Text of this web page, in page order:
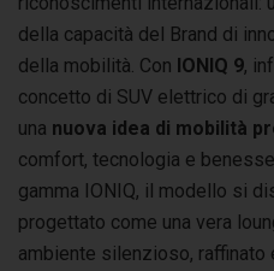
della capacità del Brand di
della mobilità. Con IONIQ 9,
concetto di SUV elettrico di
una nuova idea di mobilità
comfort, tecnologia e
gamma IONIQ, il modello si
progettato come una vera
ambiente silenzioso, raffinato